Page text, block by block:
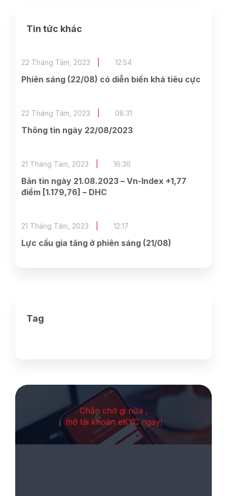
Tin tức khác
Phiên sáng (22/08) có diễn biến khá tiêu cực
22 Tháng Tám, 2023 12:54
Thông tin ngày 22/08/2023
22 Tháng Tám, 2023 08:31
Bản tin ngày 21.08.2023 – Vn-Index +1,77
điểm [1.179,76] – DHC
21 Tháng Tám, 2023 16:36
Lực cầu gia tăng ở phiên sáng (21/08)
21 Tháng Tám, 2023 12:17
Tag
Chần chờ gi nữa ,
mở tài khoản eKYC ngay!